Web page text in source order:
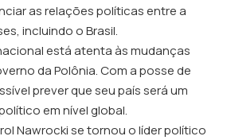
as relações políticas entre a
incluindo o Brasil.
está atenta às mudanças
da Polônia. Com a posse de
prever que seu país será um
em nível global.
Nawrocki se tornou o líder político